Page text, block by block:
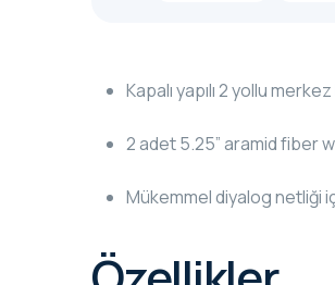
Kapalı yapılı 2 yollu
2 adet 5.25” aramid fiber
Mükemmel diyalog netliği